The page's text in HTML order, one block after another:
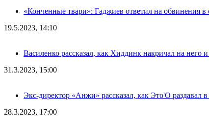
«Конченные твари»: Гаджиев ответил на обвинения
19.5.2023, 14:10
Василенко рассказал, как Хиддинк накричал на него
31.3.2023, 15:00
Экс-директор «Анжи» рассказал, как Это'О раздавал
28.3.2023, 17:00